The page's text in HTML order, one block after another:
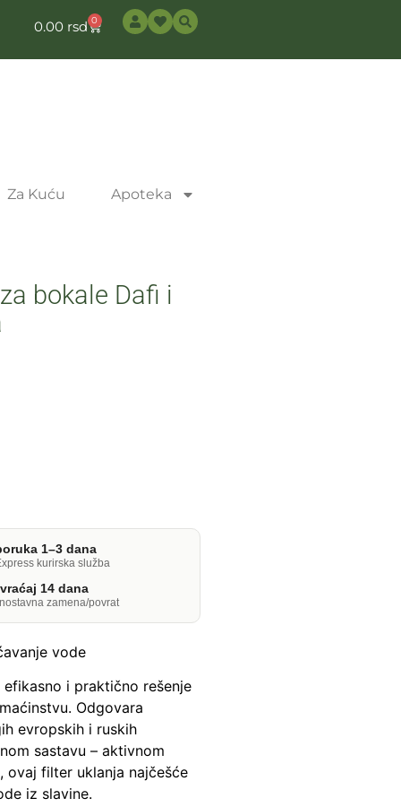
0.00 rsd 0
Za Kuću Apoteka
bokale Dafi i
1–3 dana
kurirska služba
14 dana
zamena/povrat
vode
i praktično rešenje
Odgovara
evropskih i ruskih
sastavu – aktivnom
ovaj filter uklanja najčešće
iz slavine.